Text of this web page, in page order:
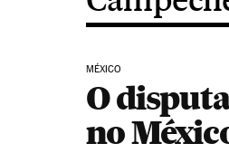
MÉXICO
O
no